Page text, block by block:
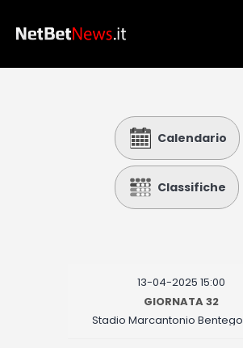
Calcio
Basket
Fantacalcio
I consigli di Giulia
Calendario
Classifiche
13-04-2025 15:00
GIORNATA 32